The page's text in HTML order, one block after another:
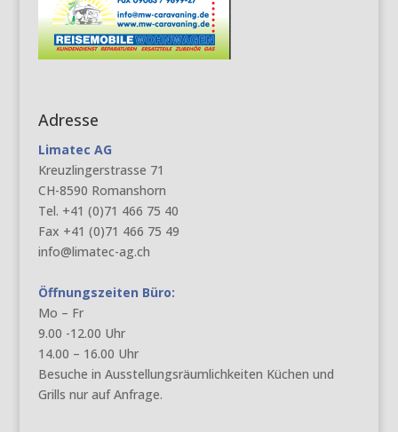
Adresse
Limatec AG
Kreuzlingerstrasse 71
CH-8590 Romanshorn
Tel. +41 (0)71 466 75 40
Fax +41 (0)71 466 75 49
info@limatec-ag.ch
Öffnungszeiten Büro:
Mo – Fr
9.00 -12.00 Uhr
14.00 – 16.00 Uhr
Besuche in Ausstellungsräumlichkeiten Küchen und
Grills nur auf Anfrage.